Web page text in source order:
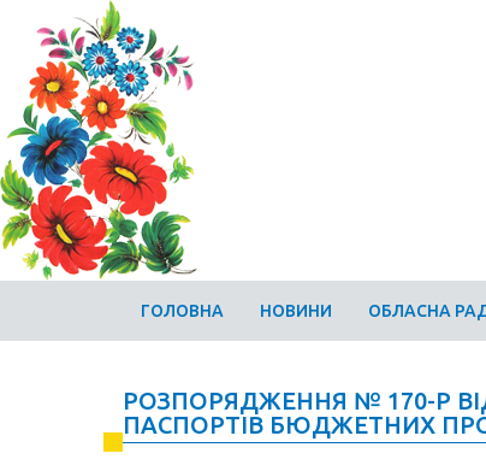
ГОЛОВНА НОВИНИ ОБЛАСНА
РОЗПОРЯДЖЕННЯ № 170-Р
ПАСПОРТІВ БЮДЖЕТНИХ